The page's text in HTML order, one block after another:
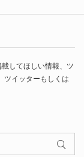
してほしい情報、ツ
ツイッターもしくは